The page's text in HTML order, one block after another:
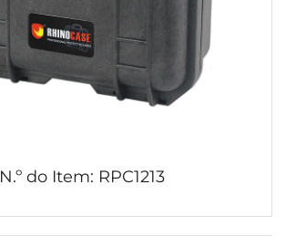
N.º do Item: RPC1213